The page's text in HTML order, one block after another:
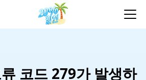
코드 279가 발생하